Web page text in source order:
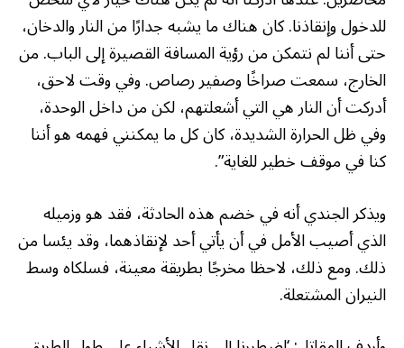
للدخول وإنقاذنا. كان هناك ما يشبه جدارًا من النار والدخان،
حتى أننا لم نتمكن من رؤية المسافة القصيرة إلى الباب. من
الخارج، سمعت صراخًا وصفير رصاص. وفي وقت لاحق،
أدركت أن النار هي التي أشعلتهم، لكن من داخل الوحدة،
وفي ظل الحرارة الشديدة، كان كل ما يمكنني فهمه هو أننا
كنا في موقف خطير للغاية”.
ويذكر الجندي أنه في خضم هذه الحادثة، فقد هو وزميله
الذي أصيب الأمل في أن يأتي أحد لإنقاذهما، وقد يئسا من
ذلك. ومع ذلك، لاحظا مخرجًا بطريقة معينة، فسلكاه وسط
النيران المشتعلة.